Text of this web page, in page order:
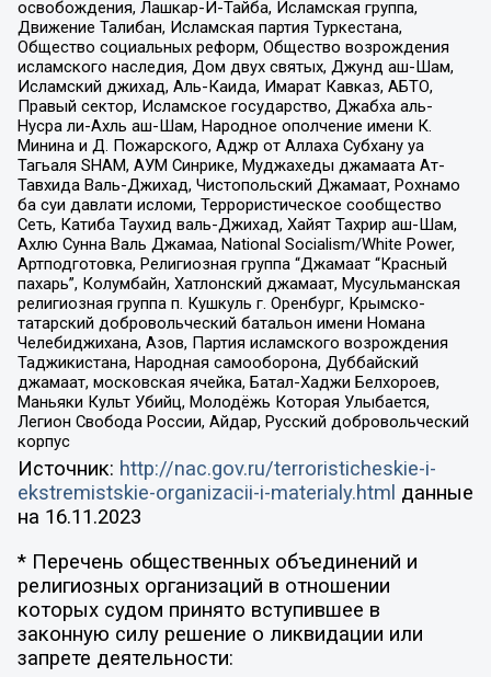
освобождения, Лашкар-И-Тайба, Исламская группа,
Движение Талибан, Исламская партия Туркестана,
Общество социальных реформ, Общество возрождения
исламского наследия, Дом двух святых, Джунд аш-Шам,
Исламский джихад, Аль-Каида, Имарат Кавказ, АБТО,
Правый сектор, Исламское государство, Джабха аль-
Нусра ли-Ахль аш-Шам, Народное ополчение имени К.
Минина и Д. Пожарского, Аджр от Аллаха Субхану уа
Тагьаля SHAM, АУМ Синрике, Муджахеды джамаата Ат-
Тавхида Валь-Джихад, Чистопольский Джамаат, Рохнамо
ба суи давлати исломи, Террористическое сообщество
Сеть, Катиба Таухид валь-Джихад, Хайят Тахрир аш-Шам,
Ахлю Сунна Валь Джамаа, National Socialism/White Power,
Артподготовка, Религиозная группа “Джамаат “Красный
пахарь”, Колумбайн, Хатлонский джамаат, Мусульманская
религиозная группа п. Кушкуль г. Оренбург, Крымско-
татарский добровольческий батальон имени Номана
Челебиджихана, Азов, Партия исламского возрождения
Таджикистана, Народная самооборона, Дуббайский
джамаат, московская ячейка, Батал-Хаджи Белхороев,
Маньяки Культ Убийц, Молодёжь Которая Улыбается,
Легион Свобода России, Айдар, Русский добровольческий
корпус
Источник: http://nac.gov.ru/terroristicheskie-i-
ekstremistskie-organizacii-i-materialy.html данные
на 16.11.2023
* Перечень общественных объединений и
религиозных организаций в отношении
которых судом принято вступившее в
законную силу решение о ликвидации или
запрете деятельности: